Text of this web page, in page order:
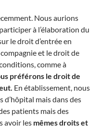
Nous aurions
à l’élaboration du
le droit d’entrée en
et le droit de
comme à
préférons le droit de
En établissement, nous
d’hôpital mais dans des
patients mais des
avoir les mêmes droits et